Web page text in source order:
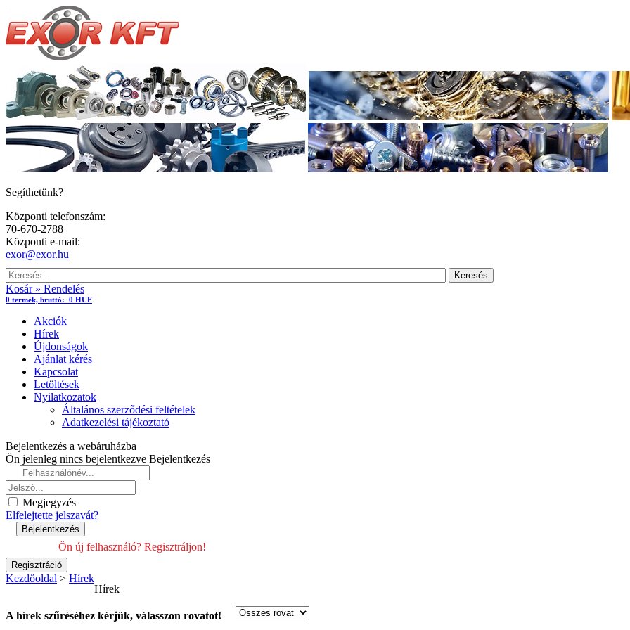
Segíthetünk?
Központi telefonszám:
70-670-2788
Központi e-mail:
exor@exor.hu
Kosár » Rendelés
0 termék, bruttó: 0 HUF
Akciók
Hírek
Újdonságok
Ajánlat kérés
Kapcsolat
Letöltések
Nyilatkozatok
Általános szerződési feltételek
Adatkezelési tájékoztató
Bejelentkezés a webáruházba
Ön jelenleg nincs bejelentkezve Bejelentkezés
Megjegyzés
Elfelejtette jelszavát?
Ön új felhasználó? Regisztráljon!
Kezdőoldal > Hírek
Hírek
A hírek szűréséhez kérjük, válasszon rovatot!